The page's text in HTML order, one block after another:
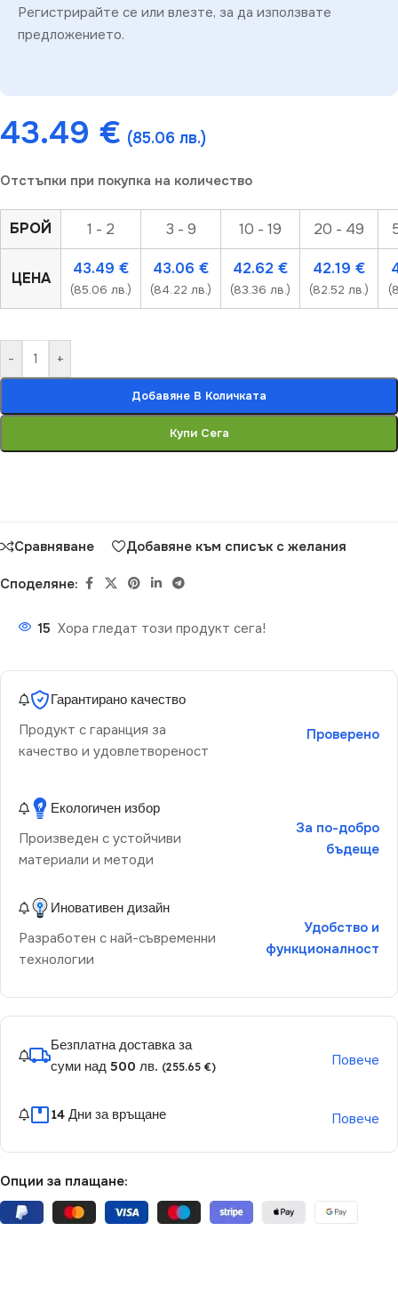
Регистрирайте се или влезте, за да използвате
предложението.
43.49 € (85.06 лв.)
Отстъпки при покупка на количество
БРОЙ 1 - 2 3 - 9 10 - 19 20 - 49
ЦЕНА
43.49 €
(85.06 лв.)
43.06 €
(84.22 лв.)
42.62 €
(83.36 лв.)
42.19 €
(82.52 лв.)
- +
Добавяне В Количката
Купи Сега
Сравняване Добавяне към списък с желания
Споделяне:
15 Хора гледат този продукт сега!
Гарантирано качество
Продукт с гаранция за
качество и удовлетвореност
Проверено
Екологичен избор
Произведен с устойчиви
материали и методи
За по-добро
бъдеще
Иновативен дизайн
Разработен с най-съвременни
технологии
Удобство и
функционалност
Безплатна доставка за
суми над 500 лв. (255.65 €) Повече
14 Дни за връщане Повече
Опции за плащане: